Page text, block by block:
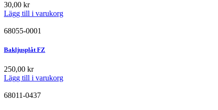
30,00 kr
Lägg till i varukorg
68055-0001
Bakljusplåt FZ
250,00 kr
Lägg till i varukorg
68011-0437